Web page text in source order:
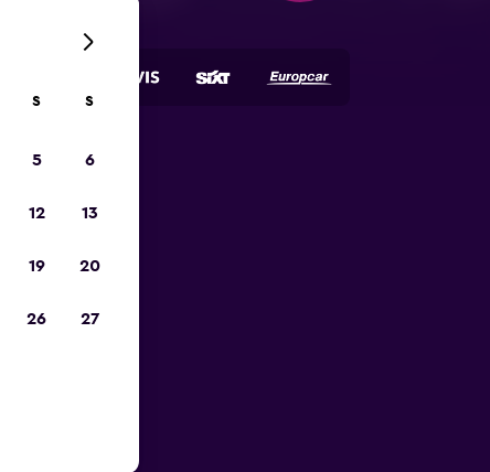
S S
5 6
12 13
19 20
26 27